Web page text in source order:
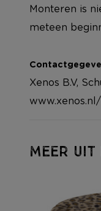
Monteren is
meteen
Xenos B.V,
MEER UIT